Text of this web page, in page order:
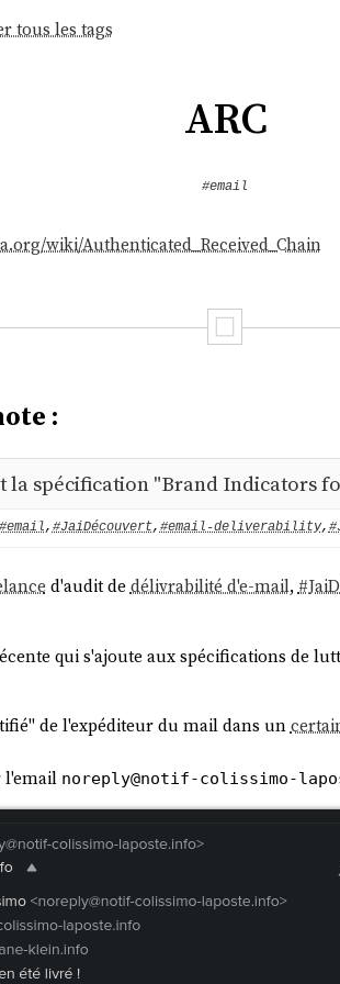
tous les tags
ARC
#email
wiki/Authenticated_Received_Chain
:
la spécification "Brand Indicators
#email,#JaiDécouvert,#email-deliverability,
d'audit de délivrabilité d'e-mail, #
qui s'ajoute aux spécifications de
de l'expéditeur du mail dans un
l'email noreply@notif-colissimo-